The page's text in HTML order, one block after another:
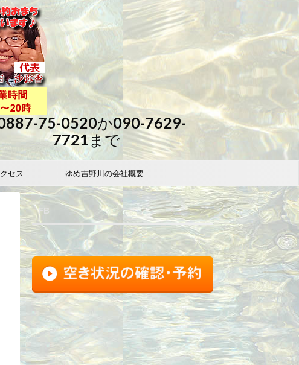
75-0520か090-7629-
7721まで
セス ゆめ吉野川の会社概要
FB